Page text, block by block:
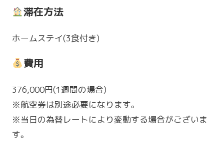
滞在方法
ホームステイ(3食付き)
費用
376,000円(1週間の場合)
※航空券は別途必要になります。
※当日の為替レートにより変動する場合がございま
す。